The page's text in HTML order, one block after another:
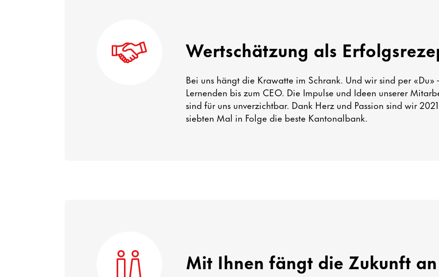
Wertschätzung als
Bei uns hängt die Krawatte im Schrank. Und wir sind per «Du»
Lernenden bis zum CEO. Die Impulse und Ideen unserer
sind für uns unverzichtbar. Dank Herz und Passion sind wir
siebten Mal in Folge die beste Kantonalbank.
Mit Ihnen fängt die Zukunft an